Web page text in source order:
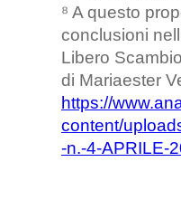
⁸ A questo
conclusioni
Libero
di Mariaester
https://
content/
-n.-4-APRILE-